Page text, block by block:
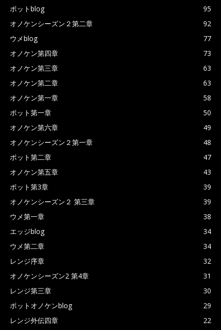
ポットblog
95
オノケンシーズン２第二章
92
ウメblog
77
オノケン第四章
73
オノケン第三章
63
オノケン第二章
63
オノケン第一章
58
ポット第一章
50
オノケン第六章
49
オノケンシーズン２第一章
48
ポット第二章
47
オノケン第五章
43
ポット第3章
39
オノケンシーズン２ 第三章
39
ウメ第一章
38
エッジblog
34
ウメ第二章
34
レンジ序章
32
オノケンシーズン2 第4章
31
レンジ第三章
30
ポットオノケンblog
29
レンジ外伝四章
22